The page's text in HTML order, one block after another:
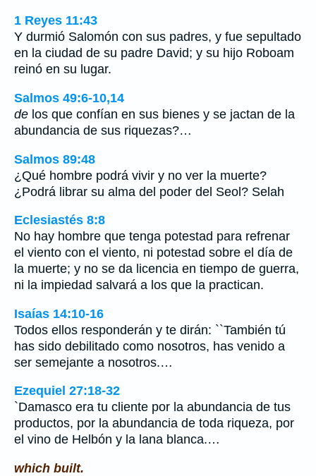
1 Reyes 11:43
Y durmió Salomón con sus padres, y fue sepultado
en la ciudad de su padre David; y su hijo Roboam
reinó en su lugar.
Salmos 49:6-10,14
de los que confían en sus bienes y se jactan de la
abundancia de sus riquezas?…
Salmos 89:48
¿Qué hombre podrá vivir y no ver la muerte?
¿Podrá librar su alma del poder del Seol? Selah
Eclesiastés 8:8
No hay hombre que tenga potestad para refrenar
el viento con el viento, ni potestad sobre el día de
la muerte; y no se da licencia en tiempo de guerra,
ni la impiedad salvará a los que la practican.
Isaías 14:10-16
Todos ellos responderán y te dirán: ``También tú
has sido debilitado como nosotros, has venido a
ser semejante a nosotros.…
Ezequiel 27:18-32
`Damasco era tu cliente por la abundancia de tus
productos, por la abundancia de toda riqueza, por
el vino de Helbón y la lana blanca.…
which built.